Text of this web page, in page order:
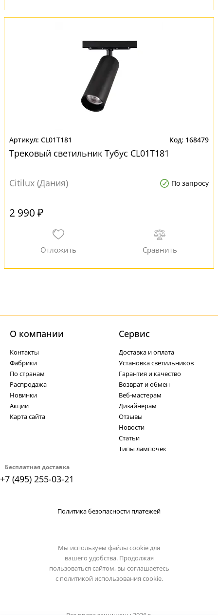
CL01T181 168479
Трековый светильник Тубус CL01T181
Citilux (Дания) По запросу
2 990 ₽
Бесплатная доставка
+7 (495) 255-03-21
О компании
Контакты
Фабрики
По странам
Распродажа
Новинки
Акции
Карта сайта
Cервис
Доставка и оплата
Установка светильников
Гарантия и качество
Возврат и обмен
Веб-мастерам
Дизайнерам
Отзывы
Новости
Статьи
Типы лампочек
Политика безопасности платежей
Мы используем файлы cookie для
вашего удобства. Продолжая
пользоваться сайтом, вы соглашаетесь
с политикой использования cookie.